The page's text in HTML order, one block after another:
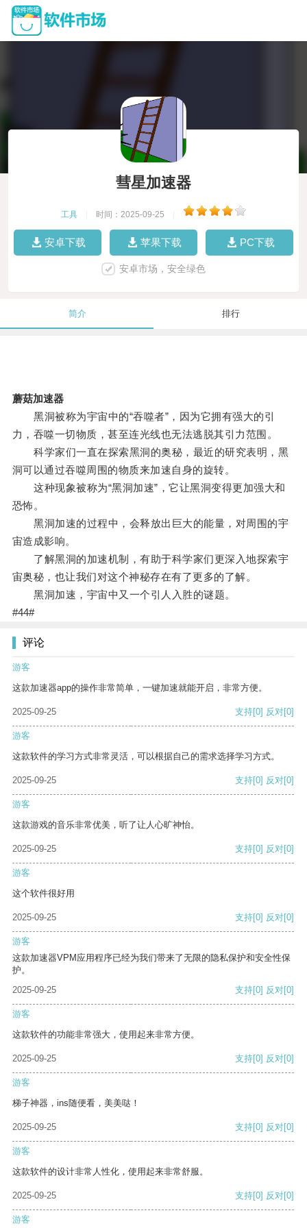
彗星加速器
工具 时间：2025-09-25
安卓下载 苹果下载 PC下载
安卓市场，安全绿色
简介 排行
蘑菇加速器
黑洞被称为宇宙中的“吞噬者”，因为它拥有强大的引
力，吞噬一切物质，甚至连光线也无法逃脱其引力范围。
科学家们一直在探索黑洞的奥秘，最近的研究表明，黑
洞可以通过吞噬周围的物质来加速自身的旋转。
这种现象被称为“黑洞加速”，它让黑洞变得更加强大和
恐怖。
黑洞加速的过程中，会释放出巨大的能量，对周围的宇
宙造成影响。
了解黑洞的加速机制，有助于科学家们更深入地探索宇
宙奥秘，也让我们对这个神秘存在有了更多的了解。
黑洞加速，宇宙中又一个引人入胜的谜题。
#44#
评论
游客
这款加速器app的操作非常简单，一键加速就能开启，非常方便。
2025-09-25 支持[0] 反对[0]
游客
这款软件的学习方式非常灵活，可以根据自己的需求选择学习方式。
2025-09-25 支持[0] 反对[0]
游客
这款游戏的音乐非常优美，听了让人心旷神怡。
2025-09-25 支持[0] 反对[0]
游客
这个软件很好用
2025-09-25 支持[0] 反对[0]
游客
这款加速器VPM应用程序已经为我们带来了无限的隐私保护和安全性保
护。
2025-09-25
支持[0] 反对[0]
游客
这款软件的功能非常强大，使用起来非常方便。
2025-09-25 支持[0] 反对[0]
游客
梯子神器，ins随便看，美美哒！
2025-09-25 支持[0] 反对[0]
游客
这款软件的设计非常人性化，使用起来非常舒服。
2025-09-25 支持[0] 反对[0]
游客